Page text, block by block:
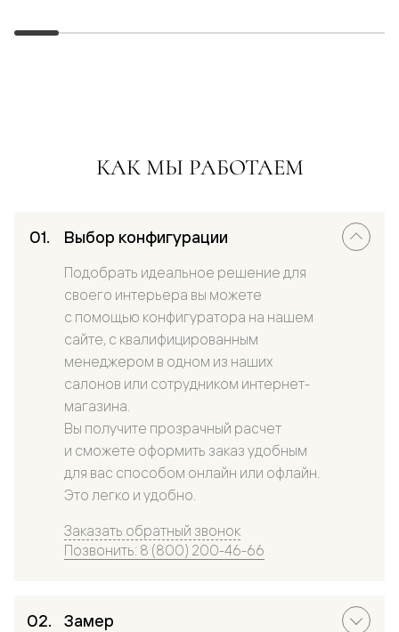
КАК МЫ РАБОТАЕМ
Выбор конфигурации
Подобрать идеальное решение для
своего интерьера вы можете
с помощью конфигуратора на нашем
сайте, с квалифицированным
менеджером в одном из наших
салонов или сотрудником интернет-
магазина.
Вы получите прозрачный расчет
и сможете оформить заказ удобным
для вас способом онлайн или офлайн.
Это легко и удобно.
Заказать обратный звонок
Позвонить: 8 (800) 200-46-66
Замер